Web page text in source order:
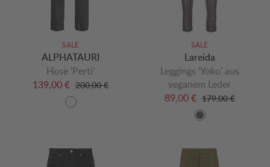
SALE
ALPHATAURI
Hose 'Perti'
139,00 € 200,00 €
SALE
Lareida
Leggings 'Yoko' aus
veganem Leder
89,00 € 179,00 €